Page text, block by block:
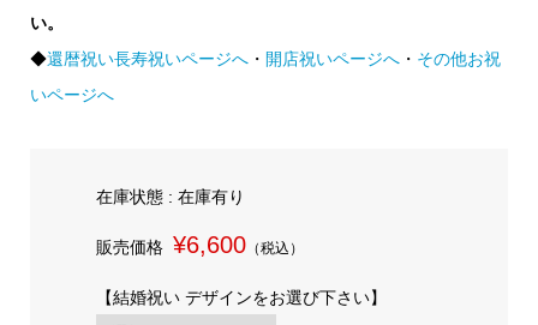
い。
◆還暦祝い長寿祝いページへ・ 開店祝いページへ・ その他お祝
いページへ
在庫状態 : 在庫有り
販売価格 ¥6,600（税込）
【結婚祝い デザインをお選び下さい】